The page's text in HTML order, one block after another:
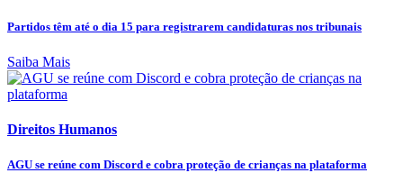
Partidos têm até o dia 15 para registrarem candidaturas nos tribunais
Saiba Mais
Direitos Humanos
AGU se reúne com Discord e cobra proteção de crianças na plataforma